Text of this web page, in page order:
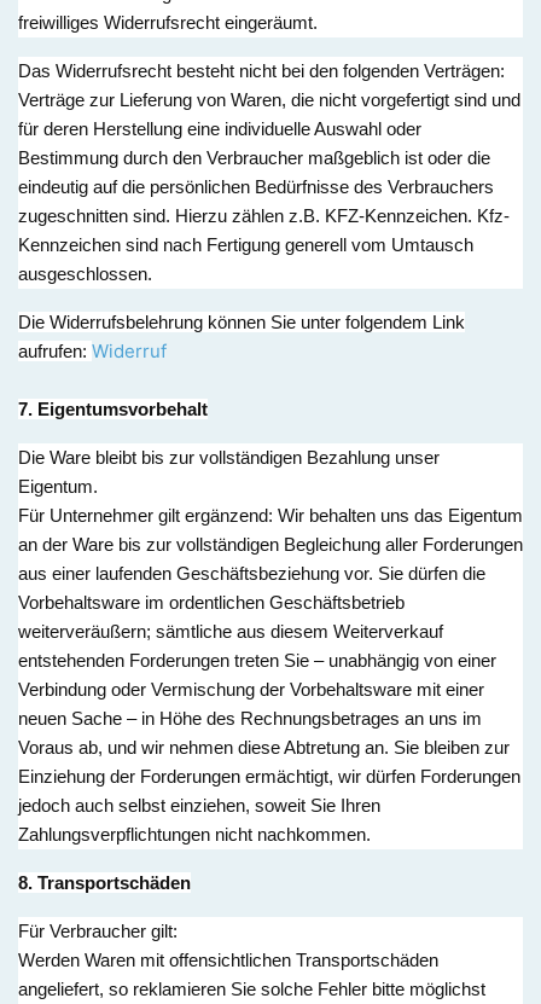
freiwilliges Widerrufsrecht eingeräumt.
Das Widerrufsrecht besteht nicht bei den folgenden Verträgen:
Verträge zur Lieferung von Waren, die nicht vorgefertigt sind und
für deren Herstellung eine individuelle Auswahl oder
Bestimmung durch den Verbraucher maßgeblich ist oder die
eindeutig auf die persönlichen Bedürfnisse des Verbrauchers
zugeschnitten sind. Hierzu zählen z.B. KFZ-Kennzeichen. Kfz-
Kennzeichen sind nach Fertigung generell vom Umtausch
ausgeschlossen.
Die Widerrufsbelehrung können Sie unter folgendem Link
aufrufen: Widerruf
7. Eigentumsvorbehalt
Die Ware bleibt bis zur vollständigen Bezahlung unser
Eigentum.
Für Unternehmer gilt ergänzend: Wir behalten uns das Eigentum
an der Ware bis zur vollständigen Begleichung aller Forderungen
aus einer laufenden Geschäftsbeziehung vor. Sie dürfen die
Vorbehaltsware im ordentlichen Geschäftsbetrieb
weiterveräußern; sämtliche aus diesem Weiterverkauf
entstehenden Forderungen treten Sie – unabhängig von einer
Verbindung oder Vermischung der Vorbehaltsware mit einer
neuen Sache – in Höhe des Rechnungsbetrages an uns im
Voraus ab, und wir nehmen diese Abtretung an. Sie bleiben zur
Einziehung der Forderungen ermächtigt, wir dürfen Forderungen
jedoch auch selbst einziehen, soweit Sie Ihren
Zahlungsverpflichtungen nicht nachkommen.
8. Transportschäden
Für Verbraucher gilt:
Werden Waren mit offensichtlichen Transportschäden
angeliefert, so reklamieren Sie solche Fehler bitte möglichst